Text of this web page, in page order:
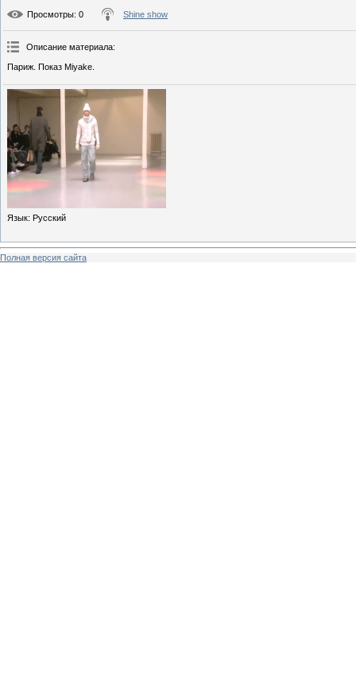
Просмотры: 0 Shine show
Описание материала:
Париж. Показ Miyake.
Язык: Русский
Полная версия сайта